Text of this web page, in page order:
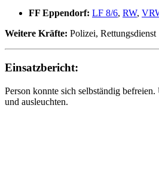
FF Eppendorf: LF 8/6, RW,
Weitere Kräfte: Polizei, Rettungsdienst
Einsatzbericht:
Person konnte sich selbständig
und ausleuchten.